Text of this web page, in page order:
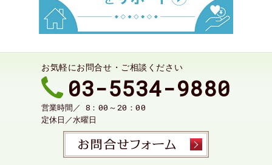
お気軽にお問合せ・ご相談ください
03-5534-9880
営業時間／ 8：00～20：00
定休日／水曜日